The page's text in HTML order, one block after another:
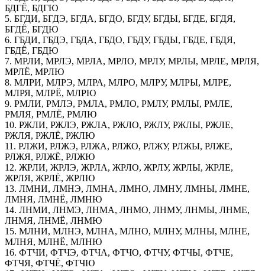
БДГЁ, БДГЮ
5. БГДИ, БГДЭ, БГДА, БГДО, БГДУ, БГДЫ, БГДЕ, БГДЯ,
БГДЁ, БГДЮ
6. ГБДИ, ГБДЭ, ГБДА, ГБДО, ГБДУ, ГБДЫ, ГБДЕ, ГБДЯ,
ГБДЁ, ГБДЮ
7. МРЛИ, МРЛЭ, МРЛА, МРЛО, МРЛУ, МРЛЫ, МРЛЕ, МРЛЯ,
МРЛЁ, МРЛЮ
8. МЛРИ, МЛРЭ, МЛРА, МЛРО, МЛРУ, МЛРЫ, МЛРЕ,
МЛРЯ, МЛРЁ, МЛРЮ
9. РМЛИ, РМЛЭ, РМЛА, РМЛО, РМЛУ, РМЛЫ, РМЛЕ,
РМЛЯ, РМЛЁ, РМЛЮ
10. РЖЛИ, РЖЛЭ, РЖЛА, РЖЛО, РЖЛУ, РЖЛЫ, РЖЛЕ,
РЖЛЯ, РЖЛЁ, РЖЛЮ
11. РЛЖИ, РЛЖЭ, РЛЖА, РЛЖО, РЛЖУ, РЛЖЫ, РЛЖЕ,
РЛЖЯ, РЛЖЁ, РЛЖЮ
12. ЖРЛИ, ЖРЛЭ, ЖРЛА, ЖРЛО, ЖРЛУ, ЖРЛЫ, ЖРЛЕ,
ЖРЛЯ, ЖРЛЁ, ЖРЛЮ
13. ЛМНИ, ЛМНЭ, ЛМНА, ЛМНО, ЛМНУ, ЛМНЫ, ЛМНЕ,
ЛМНЯ, ЛМНЁ, ЛМНЮ
14. ЛНМИ, ЛНМЭ, ЛНМА, ЛНМО, ЛНМУ, ЛНМЫ, ЛНМЕ,
ЛНМЯ, ЛНМЁ, ЛНМЮ
15. МЛНИ, МЛНЭ, МЛНА, МЛНО, МЛНУ, МЛНЫ, МЛНЕ,
МЛНЯ, МЛНЁ, МЛНЮ
16. ФТЧИ, ФТЧЭ, ФТЧА, ФТЧО, ФТЧУ, ФТЧЫ, ФТЧЕ,
ФТЧЯ, ФТЧЁ, ФТЧЮ